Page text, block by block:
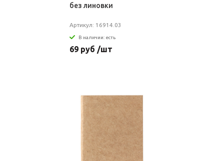
без линовки
Артикул: 16914.03
В наличии: есть
69 руб /шт